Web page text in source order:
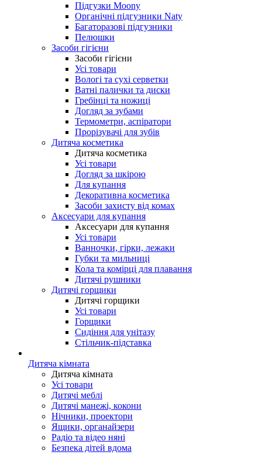
Підгузки Moony
Органічні підгузники Naty
Багаторазові підгузники
Пелюшки
Засоби гігієни
Засоби гігієни
Усі товари
Вологі та сухі серветки
Ватні палички та диски
Гребінці та ножиці
Догляд за зубами
Термометри, аспіратори
Прорізувачі для зубів
Дитяча косметика
Дитяча косметика
Усі товари
Догляд за шкірою
Для купання
Декоративна косметика
Засоби захисту від комах
Аксесуари для купання
Аксесуари для купання
Усі товари
Ванночки, гірки, лежаки
Губки та мильниці
Кола та комірці для плавання
Дитячі рушники
Дитячі горщики
Дитячі горщики
Усі товари
Горщики
Сидіння для унітазу
Стільчик-підставка
Дитяча кімната
Дитяча кімната
Усі товари
Дитячі меблі
Дитячі манежі, кокони
Нічники, проектори
Ящики, органайзери
Радіо та відео няні
Безпека дітей вдома